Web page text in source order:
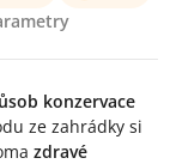
konzervace
ze zahrádky si
zdravé